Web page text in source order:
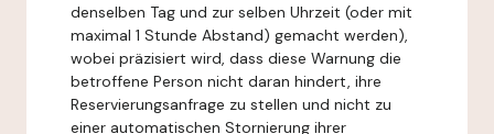
denselben Tag und zur selben Uhrzeit (oder mit
maximal 1 Stunde Abstand) gemacht werden),
wobei präzisiert wird, dass diese Warnung die
betroffene Person nicht daran hindert, ihre
Reservierungsanfrage zu stellen und nicht zu
einer automatischen Stornierung ihrer